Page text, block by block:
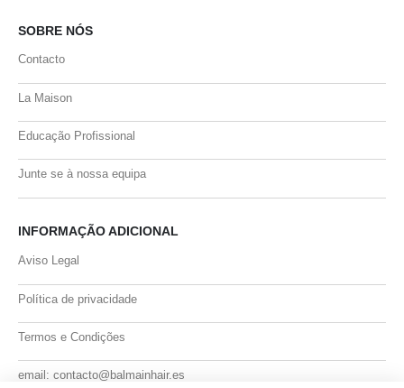
SOBRE NÓS
Contacto
La Maison
Educação Profissional
Junte se à nossa equipa
INFORMAÇÃO ADICIONAL
Aviso Legal
Política de privacidade
Termos e Condições
email: contacto@balmainhair.es